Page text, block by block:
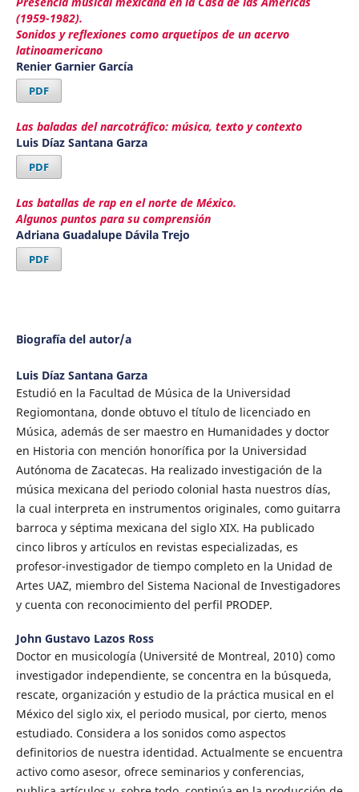
(1959-1982).
Sonidos y reflexiones como arquetipos de un acervo
latinoamericano
Renier Garnier García
PDF
Las baladas del narcotráfico: música, texto y contexto
Luis Díaz Santana Garza
PDF
Las batallas de rap en el norte de México.
Algunos puntos para su comprensión
Adriana Guadalupe Dávila Trejo
PDF
Biografía del autor/a
Luis Díaz Santana Garza
Estudió en la Facultad de Música de la Universidad
Regiomontana, donde obtuvo el título de licenciado en
Música, además de ser maestro en Humanidades y doctor
en Historia con mención honorífica por la Universidad
Autónoma de Zacatecas. Ha realizado investigación de la
música mexicana del periodo colonial hasta nuestros días,
la cual interpreta en instrumentos originales, como guitarra
barroca y séptima mexicana del siglo XIX. Ha publicado
cinco libros y artículos en revistas especializadas, es
profesor-investigador de tiempo completo en la Unidad de
Artes UAZ, miembro del Sistema Nacional de Investigadores
y cuenta con reconocimiento del perfil PRODEP.
John Gustavo Lazos Ross
Doctor en musicología (Université de Montreal, 2010) como
investigador independiente, se concentra en la búsqueda,
rescate, organización y estudio de la práctica musical en el
México del siglo xix, el periodo musical, por cierto, menos
estudiado. Considera a los sonidos como aspectos
definitorios de nuestra identidad. Actualmente se encuentra
activo como asesor, ofrece seminarios y conferencias,